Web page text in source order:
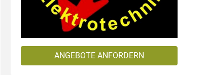
ANGEBOTE ANFORDERN